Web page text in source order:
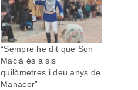
“Sempre he dit que Son
Macià és a sis
quilòmetres i deu anys de
Manacor”